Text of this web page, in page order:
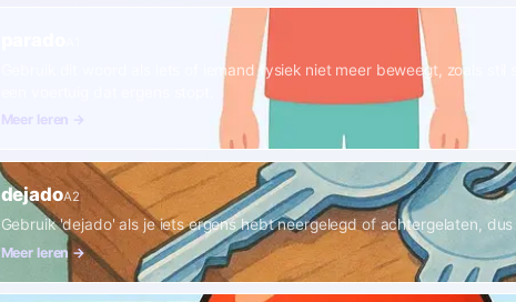
Gebruik dit woord als iets of iemand fysiek niet meer beweegt, zoals stil
Meer leren →
dejadoA2
Gebruik 'dejado' als je iets ergens hebt neergelegd of achtergelaten,
Meer leren →